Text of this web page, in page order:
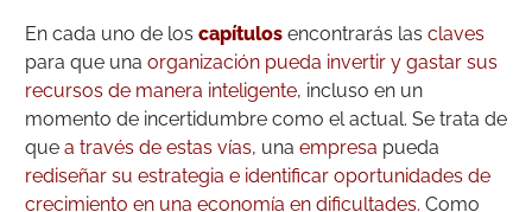
En cada uno de los capítulos encontrarás las claves
para que una organización pueda invertir y gastar sus
recursos de manera inteligente, incluso en un
momento de incertidumbre como el actual. Se trata de
que a través de estas vías, una empresa pueda
rediseñar su estrategia e identificar oportunidades de
crecimiento en una economía en dificultades. Como